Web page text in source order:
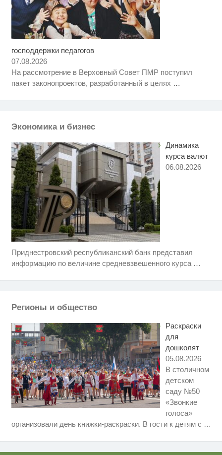
господдержки педагогов
07.08.2026
На рассмотрение в Верховный Совет ПМР поступил
пакет законопроектов, разработанный в целях …
Экономика и бизнес
Динамика
курса валют
06.08.2026
Приднестровский республиканский банк представил
информацию по величине средневзвешенного курса …
Регионы и общество
Раскраски
для
дошколят
05.08.2026
В столичном
детском
саду №50
«Звонкие
голоса»
организовали день книжки-раскраски. В гости к детям с …
Ролик длится несколько секунд,
Скрытая камера на пляже
Крыма: Что люди вытворяют,
i
Ролик длится пару секунд, но
Этот танец невесты оставит вас
Ржу не переставая, это видео
а смеяться вы будете долго